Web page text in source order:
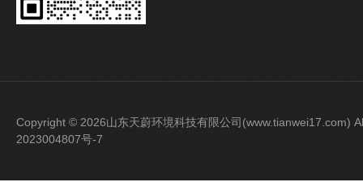
Copyright © 2026山东天蔚环境科技有限公司(www.tianwei17.com)
2023004807号-7